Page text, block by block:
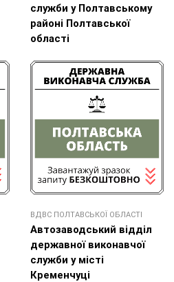
служби у Полтавському
районі Полтавської
області
ВДВС ПОЛТАВСЬКОЇ ОБЛАСТІ
Автозаводський відділ
державної виконавчої
служби у місті
Кременчуці